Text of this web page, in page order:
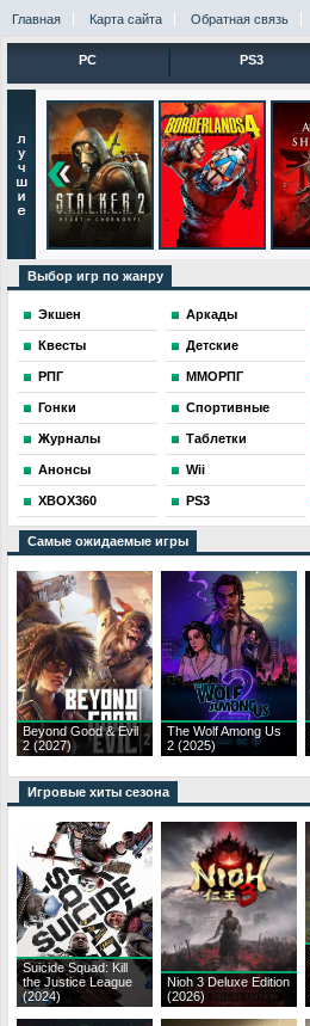
Главная Карта сайта Обратная связь
PC PS3
Выбор игр по жанру
Экшен Аркады
Квесты Детские
РПГ ММОРПГ
Гонки Спортивные
Журналы Таблетки
Анонсы Wii
XBOX360 PS3
Самые ожидаемые игры
Beyond Good & Evil
2 (2027)
The Wolf Among Us
2 (2025)
Игровые хиты сезона
Suicide Squad: Kill
the Justice League
(2024)
Nioh 3 Deluxe Edition
(2026)